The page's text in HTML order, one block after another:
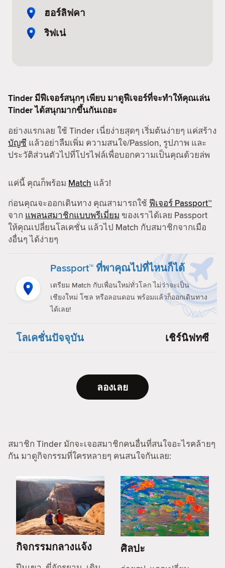
ฮอร์ลิฟคา
ริฟเน่
Tinder มีฟีเจอร์สนุกๆ เพียบ มาดูฟีเจอร์ที่จะทำให้คุณเล่น
Tinder ได้สนุกมากขึ้นกันเถอะ
อย่างแรกเลย ใช้ Tinder เนี่ยง่ายสุดๆ เริ่มต้นง่ายๆ แค่สร้าง
บัญชี แล้วอย่าลืมเพิ่ม ความสนใจ/Passion, รูปภาพ และ
ประวัติส่วนตัวไปที่โปรไฟล์เพื่อบอกความเป็นคุณด้วยล่พ
แค่นี้ คุณก็พร้อม Match แล้ว!
ก่อนคุณจะออกเดินทาง คุณสามารถใช้ ฟีเจอร์ Passport™
จาก แพลนสมาชิกแบบพรีเมี่ยม ของเราได้เลย Passport
ให้คุณเปลี่ยนโลเคชั่น แล้วไป Match กับสมาชิกจากเมือ
งอื่นๆ ได้ง่ายๆ
Passport™ ที่พาคุณไปที่ไหนก็ได้
เตรียม Match กับเพื่อนใหม่ทั่วโลก ไม่ว่าจะเป็น
เชียงใหม่ โซล หรือลอนดอน พร้อมแล้วก็ออกเดินทาง
ได้เลย!
โลเคชั่นปัจจุบัน เชิร์นิฟทซี
ลองเลย
สมาชิก Tinder มักจะเจอสมาชิกคนอื่นที่สนใจอะไรคล้ายๆ
กัน มาดูกิจกรรมที่ใครหลายๆ คนสนใจกันเลย:
กิจกรรมกลางแจ้ง ศิลปะ